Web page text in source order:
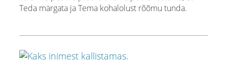
Teda märgata ja Tema kohalolust rõõmu tunda.